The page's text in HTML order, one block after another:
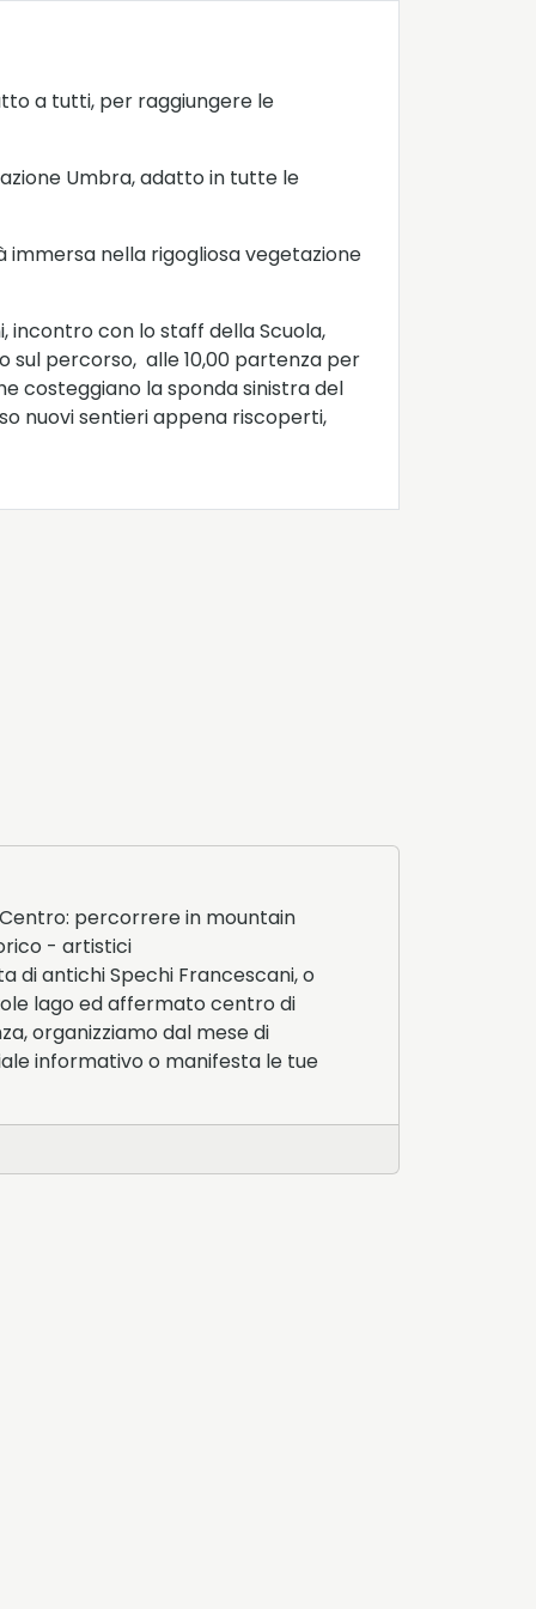
a tutti, per raggiungere le
Umbra, adatto in tutte le
nella rigogliosa vegetazione
incontro con lo staff della Scuola,
sul percorso, alle 10,00 partenza per
costeggiano la sponda sinistra del
nuovi sentieri appena riscoperti,
percorrere in mountain
- artistici
di antichi Spechi Francescani, o
lago ed affermato centro di
organizziamo dal mese di
informativo o manifesta le tue